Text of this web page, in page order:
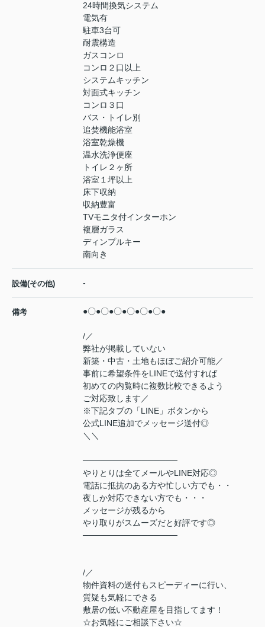
24時間換気システム
電気有
駐車3台可
耐震構造
ガスコンロ
コンロ２口以上
システムキッチン
対面式キッチン
コンロ３口
バス・トイレ別
追焚機能浴室
浴室乾燥機
温水洗浄便座
トイレ２ヶ所
浴室１坪以上
床下収納
収納豊富
TVモニタ付インターホン
複層ガラス
ディンプルキー
南向き
設備(その他) -
備考 ●〇●〇●〇●〇●〇●〇●
/／
弊社が掲載していない
新築・中古・土地もほぼご紹介可能／
事前に希望条件をLINEで送付すれば
初めての内覧時に複数比較できるよう
ご対応致します／
※下記タブの「LINE」ボタンから
公式LINE追加でメッセージ送付◎
＼＼
────────────────
やりとりは全てメールやLINE対応◎
電話に抵抗のある方や忙しい方でも・・
夜しか対応できない方でも・・・
メッセージが残るから
やり取りがスムーズだと好評です◎
────────────────
/／
物件資料の送付もスピーディーに行い、
質疑も気軽にできる
敷居の低い不動産屋を目指してます！
☆お気軽にご相談下さい☆